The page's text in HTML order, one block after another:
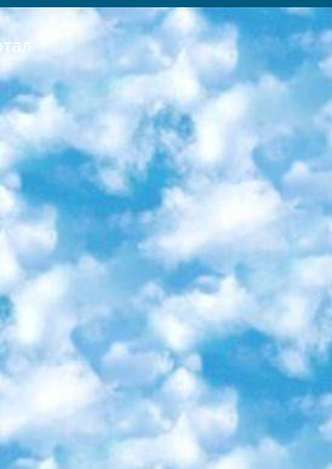
11. Специальность для умственно отсталых детей. Для 9 класса Родной язык и литературное письмо Государственный язык (язык обучения – узбекский). для неклассов) написано Математическое письмо Письменная/устная история Узбекистана Физическое воспитание практично Итоговый контроль Для 11 класса Написание родного языка и литературы (эссе) Математическое письмо Узбекский язык (обучение на узбекском языке) не посещающее общее среднее образование для учреждений)/Образовательное учреждение выбор письменный и устный Иностранный язык письменный/устный Письменная/устная история Узбекистана *По выбору студента:  Химия  Физика  Основы государственного права  География 10 бесплатных образовательных ресурсов - Мы составили подборку онлайн-проектов с интерактивными упражнениями, видеолекциями и статьями. Они помогут вам обрести новые и освежить старые знания бесплатно. 1. «ИНТУИТ» Старейшая образовательная площадка Рунета. Здесь вы найдёте сотни текстовых и видеокурсов на десятки различных тем — от программирования до психологии. Многие курсы подготовлены российскими университетами и крупными международными компаниями вроде Intel и Microsoft. Самостоятельное обучение бесплатное, но желающие могут оплатить услуги персональных наставников. 2. «Смартия» знакомит с актуальными профессиями и подсказывает, как им обучаться. Выбрав заинтересовавшую вас специальность — SMM-специалист, фотограф, веб-дизайнер или другую, — увидите список необходимых для неё умений. Чтобы вы могли освоить их самостоятельно, для каждого умения площадка отображает подборку ссылок на учебные материалы. Хотя «Смартия» ориентируется на русскоязычную аудиторию, часть контента всё же доступна только на английском. 3. «Лекторий Физтеха» Проект Московского физико-технического института (Физтеха). С его помощью вы можете смотреть онлайн серии лекций, записанные на видео в этом вузе. В числе доступных предметов — физика, биология, химия, информационные технологии и другие. К некоторым лекциям администрация ресурса прилагает готовые конспекты, которые можно скачивать в PDF-формате. 4. ITMOcourses Онлайн-площадка Санкт-Петербургского национального исследовательского университета информационных технологий, механики и оптики (ИТМО). Ресурс предоставляет свободный доступ к курсам, разработанным в этом вузе. Каталог материалов разбит на четыре категории: «Оптические системы и технологии», «Приборостроение и робототехника», «Информационные технологии» и «Биотехнологии». Курсы состоят из видеолекций, интерактивных демонстраций и заданий. 5. «КиберЛенинка» Электронная научная библиотека открытого доступа. Каталог площадки регулярно обрастает текстами статей из различных научных изданий. Сгруппированные по журналам и рубрикам публикации можно читать онлайн или скачивать целиком в PDF-формате. Проект нацелен на популяризацию науки за счёт открытого доступа к качественной информации. 6. «ПостНаука» На этом ресурсе публикуют подборки видеолекций, составленные экспертами из разных отраслей и объединённые общими темами. Среди них, к примеру, есть серии «Биоинформатика и геномика», «Культура средневековой Скандинавии» и Cinema Studies о теории кино. Каждая подборка лекций — логически связанная история, рассказанная экспертом от первого лица. Кроме того, на сайте появляются научно-образовательные статьи и тесты на разные темы. 7. «Newочём» Команда проекта «Newочём» отбирает самые интересные тексты из англоязычных СМИ и переводит те из них, за которые голосуют участники сообщества «ВКонтакте». По большей части это научно-популярные статьи. Редакторы придумывают лишь заголовки, в остальном содержание переводов соответствует оригиналам. Полные тексты можно читать прямо в социальной сети. 8. InternetUrok Онлайн-база материалов по основным дисциплинам школьной программы. Информация на сайте структурирована по классам, предметам и темам (урокам). Каждый урок состоит из видеолекций и конспектов. Есть также интерактивные тренажёры и тесты для закрепления пройденного материала. Даже если вы давно окончили школу, возможность повторить программу старших классов всегда может пригодиться. 9. Edutainme Ещё один ресурс об образовании. В отличие от Newtonew, как мне кажется, Edutainme больше ориентируется на представителей индустрии: педагогов, предпринимателей, разработчиков образовательных проектов. Но и любой, кто просто стремится к саморазвитию, найдёт на сайте много полезного и интересного для себя. Например, информацию о новых курсах и образовательных сервисах. 10. Newtonew Онлайн-медиа об образовании и обучении в широком смысле. Авторы Newtonew пишут об инструментах, заведениях, тактиках и стратегиях, которые помогают учить других и получать новые знания самостоятельно. На этой площадке вы найдёте новости, обзоры, аналитические мат